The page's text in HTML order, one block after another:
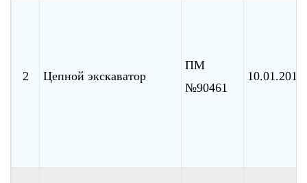
2 Цепной экскаватор
ПМ
№90461
10.01.2010